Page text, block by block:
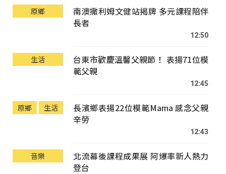
原鄉
南澳撒利姆文健站揭牌 多元課程陪伴
長者
12:50
生活
台東市歡慶溫馨父親節！ 表揚71位模
範父親
12:45
原鄉 生活
長濱鄉表揚22位模範Mama 感念父親
辛勞
12:43
音樂
北流幕後課程成果展 阿爆率新人熱力
登台